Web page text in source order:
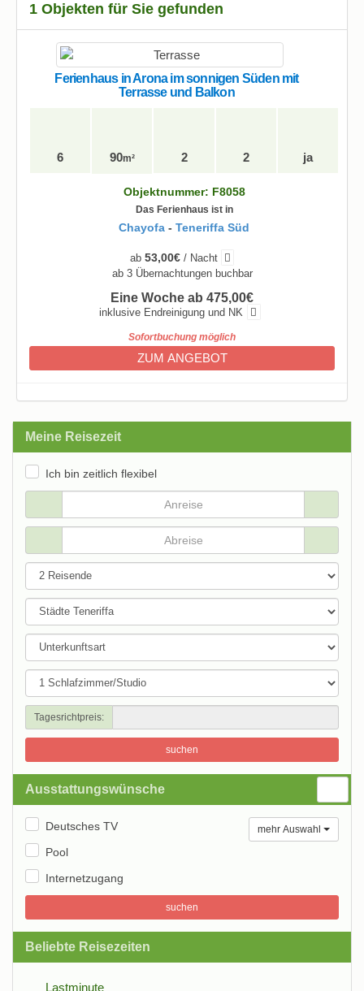
1 Objekten für Sie gefunden
Ferienhaus in Arona im sonnigen Süden mit
Terrasse und Balkon
6 90m² 2 2 ja
Objektnummer: F8058
Das Ferienhaus ist in
Chayofa - Teneriffa Süd
ab 53,00€/ Nacht
ab 3 Übernachtungen buchbar
Eine Woche ab 475,00€
inklusive Endreinigung und NK
Sofortbuchung möglich
ZUM ANGEBOT
Meine Reisezeit
Ich bin zeitlich flexibel
Tagesrichtpreis:
suchen
Ausstattungswünsche
mehr Auswahl
Deutsches TV
Pool
Internetzugang
suchen
Beliebte Reisezeiten
Lastminute